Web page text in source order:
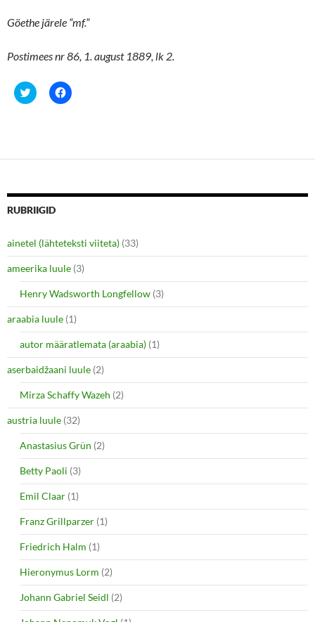
Göethe järele “mf.”
Postimees nr 86, 1. august 1889, lk 2.
C
l
h
e
o
n
t
t
e
r
(
O
p
e
n
n
n
w
w
i
n
d
o
)
C
l
h
e
o
e
b
o
o
k
(
O
p
e
n
i
n
n
e
w
w
i
n
d
w
)
RUBRIIGID
ainetel (lähteteksti viiteta) (33)
ameerika luule (3)
Henry Wadsworth Longfellow (3)
araabia luule (1)
autor määratlemata (araabia) (1)
aserbaidžaani luule (2)
Mirza Schaffy Wazeh (2)
austria luule (32)
Anastasius Grün (2)
Betty Paoli (3)
Emil Claar (1)
Franz Grillparzer (1)
Friedrich Halm (1)
Hieronymus Lorm (2)
Johann Gabriel Seidl (2)